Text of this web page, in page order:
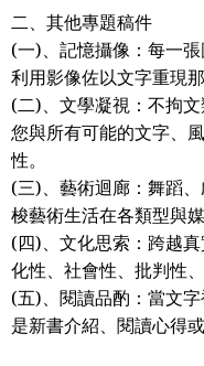
二、其他專題稿件
(一)、記憶攝像：每一
利用影像佐以文字重現那
(二)、文學凝視： 不拘
您與所有可能的文字、
性。
(三)、藝術迴廊：舞蹈、
梭藝術生活在各類型與
(四)、文化思索：跨越
化性、社會性、批判性
(五)、閱讀品酌： 當文
是新書介紹、閱讀心得